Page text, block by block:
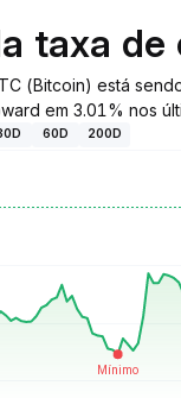
taxa de
(Bitcoin) está
em 3.01% nos
60D 200D